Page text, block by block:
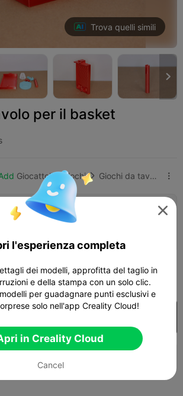
Trova quelli simili

per il basket
Giocattoli e Giochi  Giochi da tavolo e di carte 
configurazione stampa
250 

l'esperienza completa
dei modelli, approfitta del taglio in
e della stampa con un solo clic.
per guadagnare punti esclusivi e
solo nell'app Creality Cloud!
in Creality Cloud
Cancel